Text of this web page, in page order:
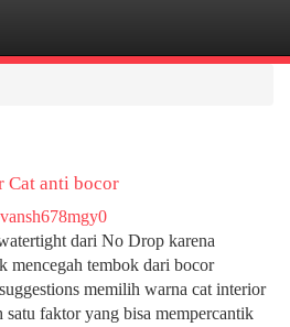
Cat anti bocor
dari No Drop karena
mencegah tembok dari bocor
memilih warna cat interior
satu faktor yang bisa mempercantik